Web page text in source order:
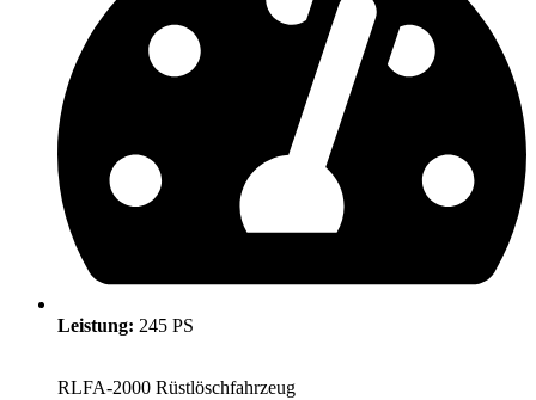
Leistung: 245 PS
RLFA-2000 Rüstlöschfahrzeug